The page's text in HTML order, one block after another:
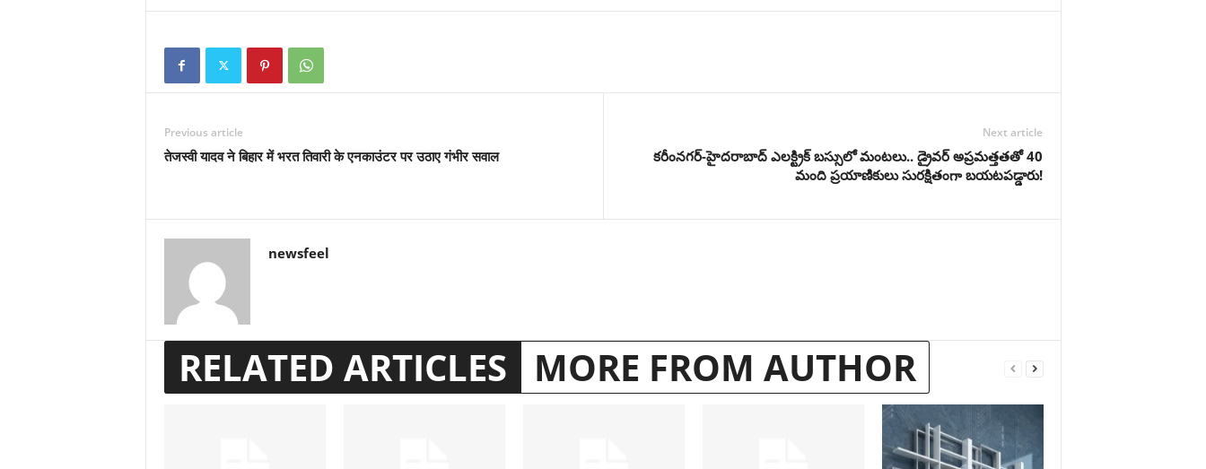
Previous article
तेजस्वी यादव ने बिहार में भरत तिवारी के एनकाउंटर पर उठाए गंभीर सवाल
Next article
కరీంనగర్-హైదరాబాద్ ఎలక్ట్రిక్ బస్సులో మంటలు.. డ్రైవర్ అప్రమత్తతతో 40
మంది ప్రయాణికులు సురక్షితంగా బయటపడ్డారు!
newsfeel
RELATED ARTICLES MORE FROM AUTHOR